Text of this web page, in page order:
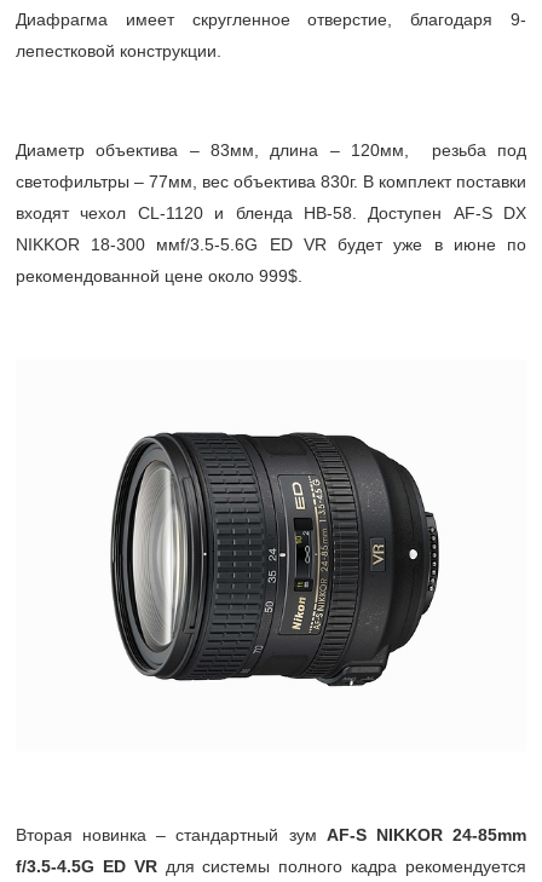
Диафрагма имеет скругленное отверстие, благодаря 9-
лепестковой конструкции.
Диаметр объектива – 83мм, длина – 120мм, резьба под
светофильтры – 77мм, вес объектива 830г. В комплект поставки
входят чехол CL-1120 и бленда HB-58. Доступен AF-S DX
NIKKOR 18-300 ммf/3.5-5.6G ED VR будет уже в июне по
рекомендованной цене около 999$.
Вторая новинка – стандартный зум AF-S NIKKOR 24-85mm
f/3.5-4.5G ED VRдля системы полного кадра рекомендуется